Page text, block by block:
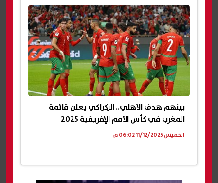
بينهم هدف الأهلي.. الركراكي يعلن قائمة
المغرب في كأس الأمم الإفريقية 2025
الخميس 11/12/2025 06:02 م